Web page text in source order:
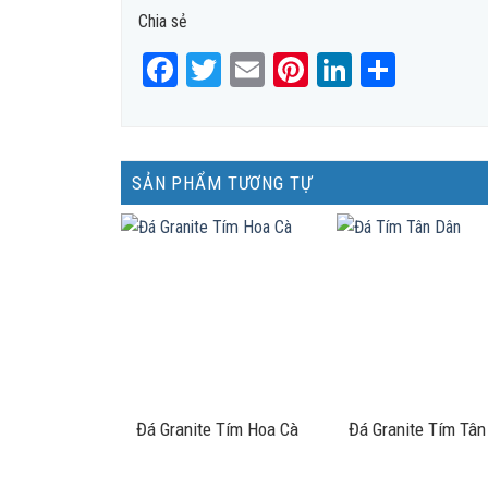
Chia sẻ
Facebook
Twitter
EmailPinterest
LinkedIn
SẢN PHẨM TƯƠNG TỰ
Đá Granite Tím Hoa Cà Đá Granite Tím